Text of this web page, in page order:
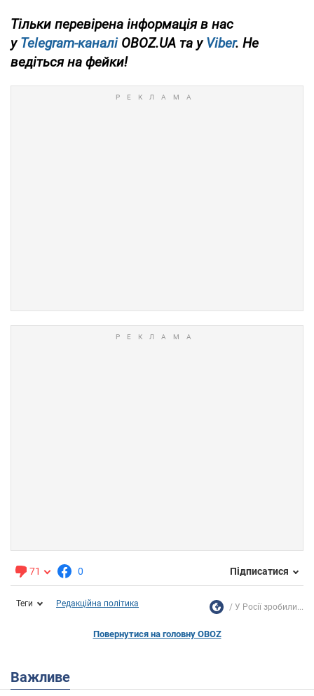
Тільки перевірена інформація в нас
уTelegram-каналіOBOZ.UA та уViber. Не
ведіться на фейки!
71 0 Підписатися
Теги Редакційна політика У Росії зробили...
Повернутися на головну OBOZ
Важливе